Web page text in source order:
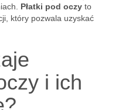
Płatki pod oczy to
który pozwala uzyskać
i ich